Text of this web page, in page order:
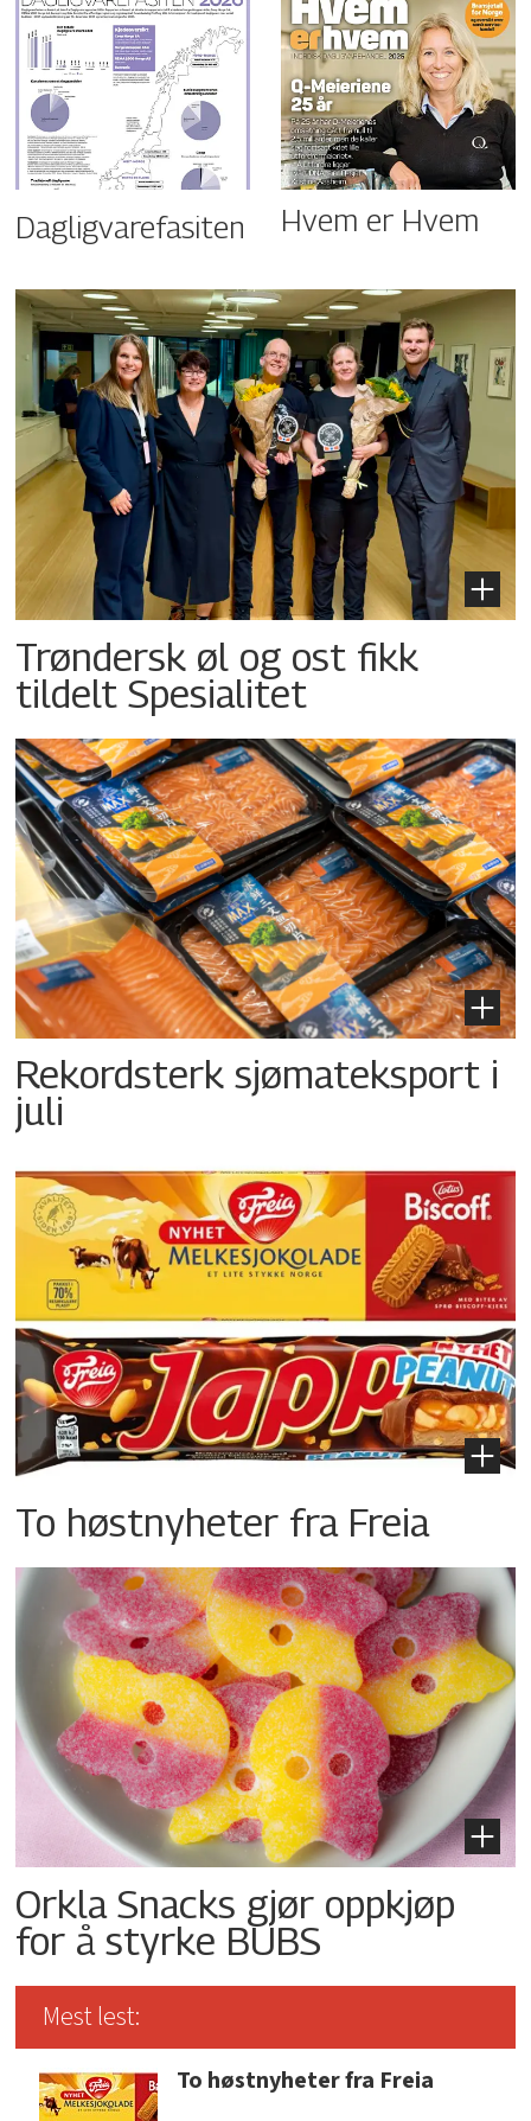
Dagligvarefasiten Hvem er Hvem
Trøndersk øl og ost fikk
tildelt Spesialitet
Rekordsterk sjømateksport i
juli
To høstnyheter fra Freia
Orkla Snacks gjør oppkjøp
for å styrke BUBS
Mest lest:
To høstnyheter fra Freia